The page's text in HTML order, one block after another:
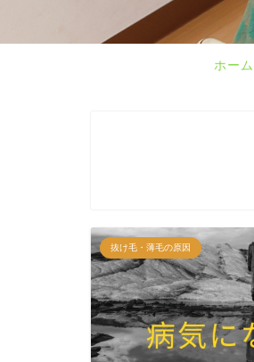
ホーム
抜け毛・薄毛の原因